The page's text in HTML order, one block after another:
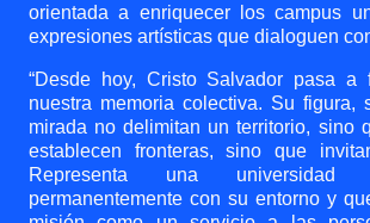
orientada a enriquecer los campus
expresiones artísticas que dialoguen
“Desde hoy, Cristo Salvador pasa a
nuestra memoria colectiva. Su figura,
mirada no delimitan un territorio, sino
establecen fronteras, sino que
Representa una universidad
permanentemente con su entorno y